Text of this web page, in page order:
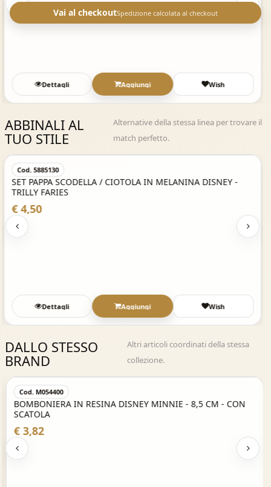
Vai al checkoutSpedizione calcolata al checkout
Dettagli Aggiungi Wish
ABBINALI AL
TUO STILE
Alternative della stessa linea per trovare il
match perfetto.
Acquisto Veloce
Cod. 5885130
SET PAPPA SCODELLA / CIOTOLA IN MELANINA DISNEY -
TRILLY FARIES
€ 4,50
Dettagli Aggiungi Wish
DALLO STESSO
BRAND
Altri articoli coordinati della stessa
collezione.
Acquisto Veloce
Cod. M054400
BOMBONIERA IN RESINA DISNEY MINNIE - 8,5 CM - CON
SCATOLA
€ 3,82